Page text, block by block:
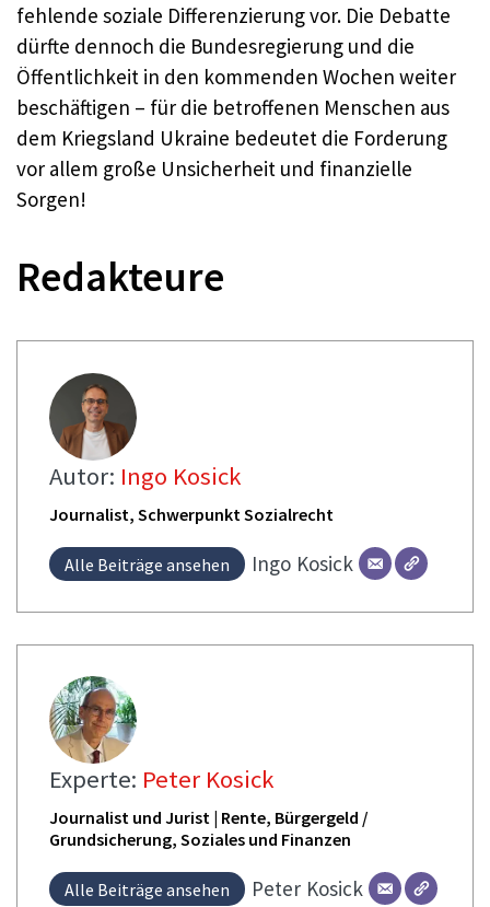
fehlende soziale Differenzierung vor. Die Debatte
dürfte dennoch die Bundesregierung und die
Öffentlichkeit in den kommenden Wochen weiter
beschäftigen – für die betroffenen Menschen aus
dem Kriegsland Ukraine bedeutet die Forderung
vor allem große Unsicherheit und finanzielle
Sorgen!
Redakteure
Autor: Ingo Kosick
Journalist, Schwerpunkt Sozialrecht
Alle Beiträge ansehen Ingo Kosick
Experte: Peter Kosick
Journalist und Jurist | Rente, Bürgergeld /
Grundsicherung, Soziales und Finanzen
Alle Beiträge ansehen Peter Kosick